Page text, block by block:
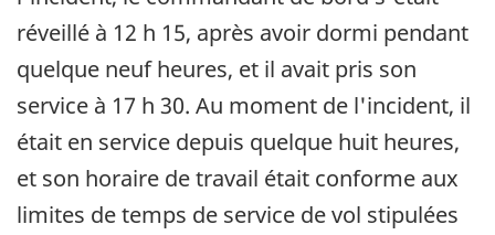
réveillé à 12 h 15, après avoir dormi pendant
quelque neuf heures, et il avait pris son
service à 17 h 30. Au moment de l'incident, il
était en service depuis quelque huit heures,
et son horaire de travail était conforme aux
limites de temps de service de vol stipulées